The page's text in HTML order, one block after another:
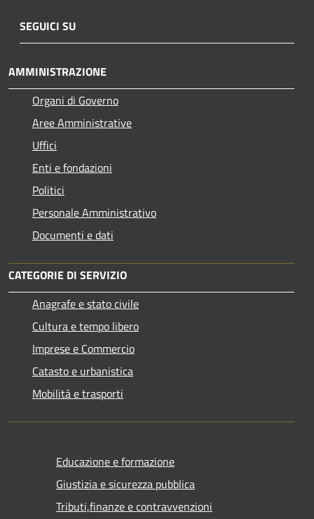
SEGUICI SU
AMMINISTRAZIONE
Organi di Governo
Aree Amministrative
Uffici
Enti e fondazioni
Politici
Personale Amministrativo
Documenti e dati
CATEGORIE DI SERVIZIO
Anagrafe e stato civile
Cultura e tempo libero
Imprese e Commercio
Catasto e urbanistica
Mobilità e trasporti
Educazione e formazione
Giustizia e sicurezza pubblica
Tributi,finanze e contravvenzioni